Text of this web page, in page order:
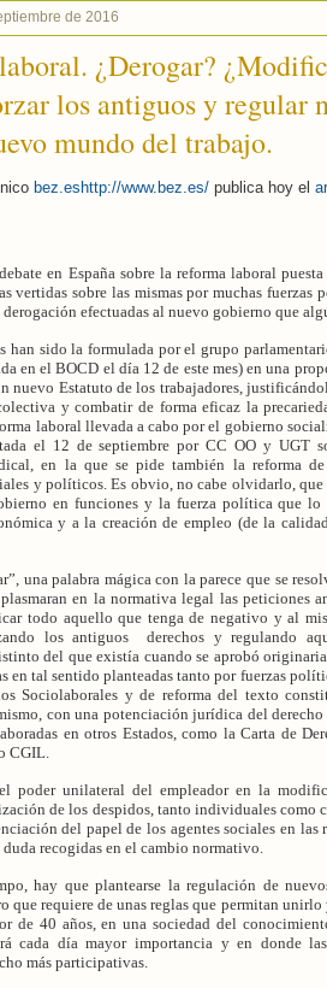
de 2016
¿Derogar?
los antiguos y regular
mundo del trabajo.
bez.eshttp://www.bez.es/ publica hoy el
en España sobre la reforma laboral
vertidas sobre las mismas por muchas
efectuadas al nuevo gobierno que
han sido la formulada por el grupo
en el BOCD el día 12 de este mes) en una
nuevo Estatuto de los trabajadores,
y combatir de forma eficaz la
laboral llevada a cabo por el gobierno
el 12 de septiembre por CC OO y UGT
en la que se pide también la reforma
y políticos. Es obvio, no cabe olvidarlo, que
en funciones y la fuerza política que
y a la creación de empleo (de la
una palabra mágica con la parece que se
en la normativa legal las peticiones
todo aquello que tenga de negativo y al
los antiguos
derechos y regulando
del que existía cuando se aprobó
en tal sentido planteadas tanto por fuerzas
Sociolaborales y de reforma del texto
con una potenciación jurídica del derecho
en otros Estados, como la Carta de
CGIL.
poder unilateral del empleador en la
de los despidos, tanto individuales como
del papel de los agentes sociales en
duda recogidas en el cambio normativo.
hay que plantearse la regulación de
que requiere de unas reglas que permitan
de 40 años, en una sociedad del
cada día mayor importancia y en donde
más participativas.